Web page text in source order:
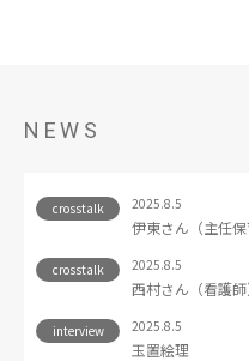
NEWS
crosstalk 2025.8.5
伊東さん（主任
crosstalk 2025.8.5
西村さん（看護
interview 2025.8.5
玉置絵理